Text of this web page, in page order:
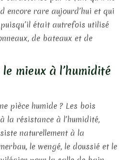
encore rare aujourd’hui et qui
était autrefois utilisé
de bateaux et de
mieux à l’humidité
pièce humide ? Les bois
la résistance à l’humidité,
naturellement à la
le wengé, le doussié et le